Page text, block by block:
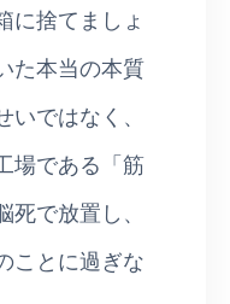
に捨てましょ
た本当の本質
ではなく、
場である「筋
で放置し、
ことに過ぎな